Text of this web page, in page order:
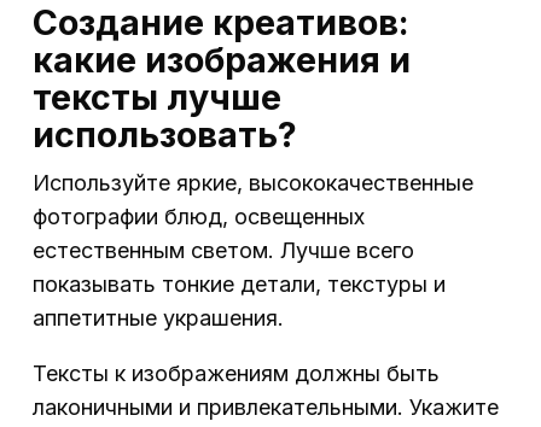
Создание креативов:
какие изображения и
тексты лучше
использовать?
Используйте яркие, высококачественные
фотографии блюд, освещенных
естественным светом. Лучше всего
показывать тонкие детали, текстуры и
аппетитные украшения.
Тексты к изображениям должны быть
лаконичными и привлекательными. Укажите